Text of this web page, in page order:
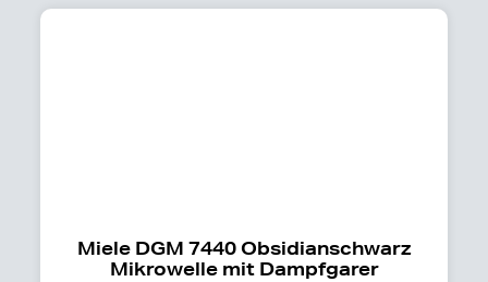
Miele DGM 7440 Obsidianschwarz
Mikrowelle mit Dampfgarer